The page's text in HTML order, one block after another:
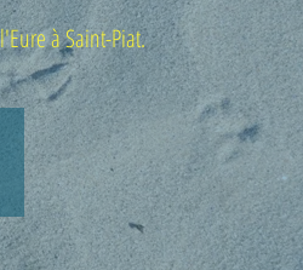
à Saint-Piat.